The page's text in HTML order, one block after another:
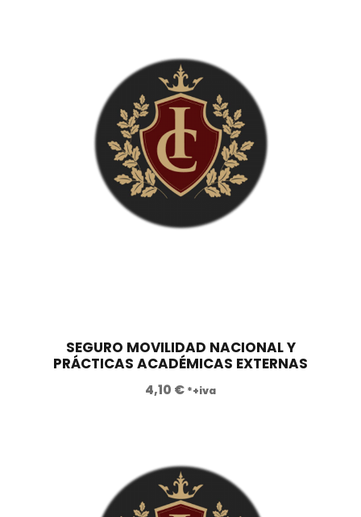
SEGURO MOVILIDAD NACIONAL Y
PRÁCTICAS ACADÉMICAS EXTERNAS
4,10 € *+iva